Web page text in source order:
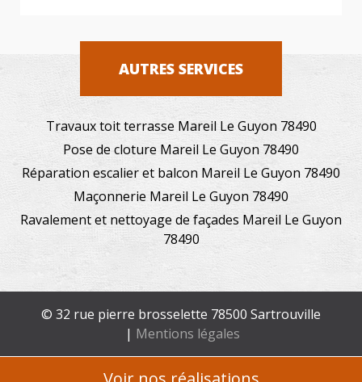
AUTRES SERVICES
Travaux toit terrasse Mareil Le Guyon 78490
Pose de cloture Mareil Le Guyon 78490
Réparation escalier et balcon Mareil Le Guyon 78490
Maçonnerie Mareil Le Guyon 78490
Ravalement et nettoyage de façades Mareil Le Guyon
78490
© 32 rue pierre brosselette 78500 Sartrouville
| Mentions légales